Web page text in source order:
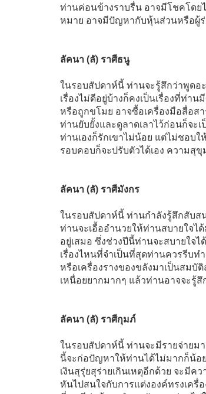
ท่านค่อนข้างราบรื่น อาจมีโชคโดย
หมาย อาจมีปัญหากับหุ้นส่วนหรือผู้
ลัคนา (ลั) ราศีธนู
ในรอบสัปดาห์นี้ ท่านจะรู้สึกว่าพูดอ
เรื่องไม่ดีอยู่บ้างก็คงเป็นเรื่องที่ท่า
หรือถูกขโมย อาจซื้อเครื่องมือสื่อส
ท่านยับยั้งและดูลาดเลาไว้ก่อนก็จะ
ท่านเองก็รักเขาไม่น้อย แต่ไม่ชอบ
รอบคอบก็จะปรับตัวได้เอง ความสุ
ลัคนา (ลั) ราศีมังกร
ในรอบสัปดาห์นี้ ท่านกำลังรู้สึกสับส
ท่านจะเอื้ออำนวยให้ท่านสบายใจไ
อยู่เสมอ ซึ่งช่วงปีนี้ท่านจะสบายใจ
เรื่องไหนที่จำเป็นที่สุดท่านควรรีบท
หรือเครื่องรางของขลังมาเป็นสมบั
เหนื่อยยากมากๆ แล้วท่านอาจจะรู้
ลัคนา (ลั) ราศีกุมภ์
ในรอบสัปดาห์นี้ ท่านจะมีรายจ่ายมา
นี้จะก่อปัญหาให้ท่านได้ไม่มากก็น้อ
เงินสุรุ่ยสุร่ายเกินเหตุอีกด้วย จะมีค
หันไปสนใจกับการแต่งองค์ทรงเครื่